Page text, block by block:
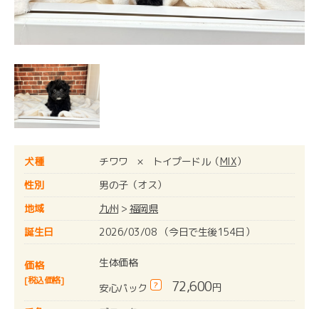
犬種 チワワ × トイプードル（MIX）
性別
男の子（オス）
地域
九州 > 福岡県
誕生日
2026/03/08 （今日で生後154日）
価格
[税込価格]
生体価格
安心パック
? 72,600円